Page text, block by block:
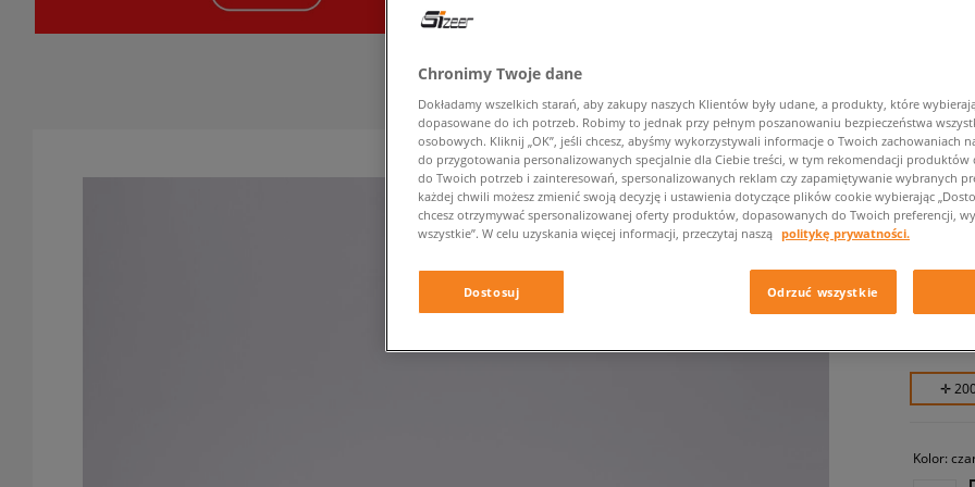
NIKE
199,99
✛
Kolor:
Chronimy Twoje dane
Dokładamy wszelkich starań, aby zakupy naszych Klientów były udane, a produkty, które
dopasowane do ich potrzeb. Robimy to jednak przy pełnym poszanowaniu bezpieczeństwa
osobowych. Kliknij „OK”, jeśli chcesz, abyśmy wykorzystywali informacje o Twoich zachowaniach
do przygotowania personalizowanych specjalnie dla Ciebie treści, w tym rekomendacji produktów
do Twoich potrzeb i zainteresowań, spersonalizowanych reklam czy zapamiętywanie wybranych
każdej chwili możesz zmienić swoją decyzję i ustawienia dotyczące plików cookie wybierając
chcesz otrzymywać spersonalizowanej oferty produktów, dopasowanych do Twoich preferencji,
wszystkie”. W celu uzyskania więcej informacji, przeczytaj naszą politykę prywatności.
Dostosuj Odrzuć wszystkie